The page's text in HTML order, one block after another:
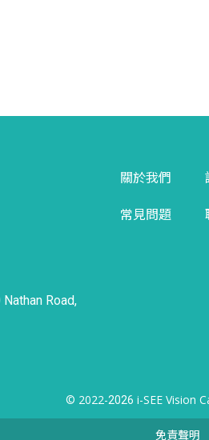
Road,
關於我們
常見問題
免責聲明
© 2022-2026 i-SEE Vision